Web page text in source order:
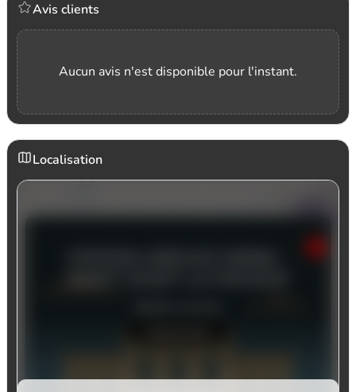
Avis clients
Aucun avis n'est disponible pour l'instant.
Localisation